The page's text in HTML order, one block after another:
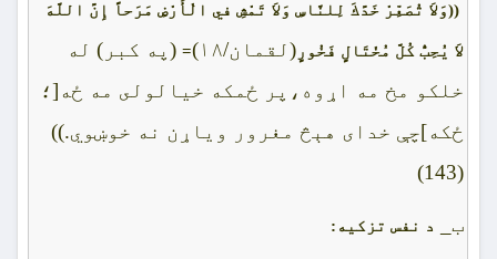
((وَلاَ تُصَعِّرْ خَدَّكَ لِلنَّاسِ وَلاَ تَمْشِ في الْأَرْضِ مَرَحاً إِنَّ اللَّهَ
لاَ يُحِبُّ كُلَّ مُخْتَالٍ فَخُورٍ (لقمان/١٨) = (په كبر) له
خلكو مخ مه اړوه،پر ځمكه خيالولى مه ځه[؛
ځكه]چې خداى هېڅ مغرور وياړن نه خوښوي.))
(143)
ب_ د نفس تزکيه: